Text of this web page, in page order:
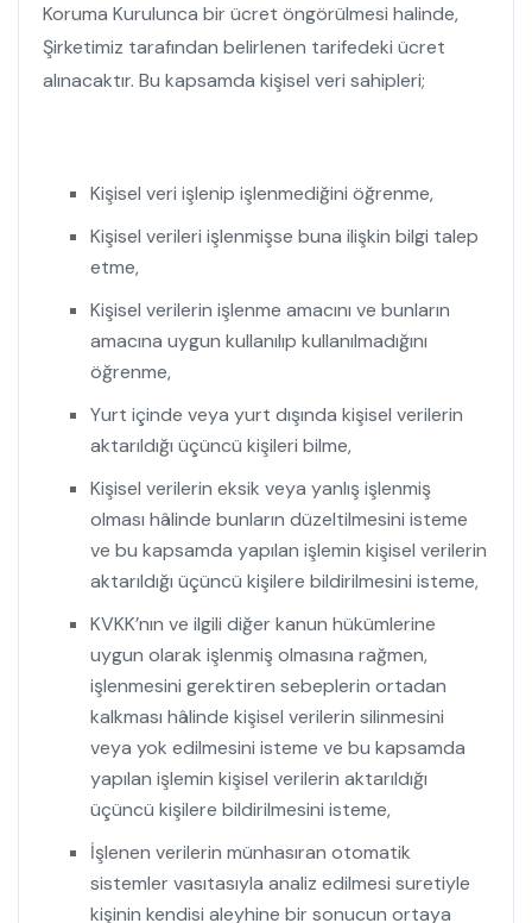
Koruma Kurulunca bir ücret öngörülmesi halinde,
Şirketimiz tarafından belirlenen tarifedeki ücret
alınacaktır. Bu kapsamda kişisel veri sahipleri;
Kişisel veri işlenip işlenmediğini öğrenme,
Kişisel verileri işlenmişse buna ilişkin bilgi talep
etme,
Kişisel verilerin işlenme amacını ve bunların
amacına uygun kullanılıp kullanılmadığını
öğrenme,
Yurt içinde veya yurt dışında kişisel verilerin
aktarıldığı üçüncü kişileri bilme,
Kişisel verilerin eksik veya yanlış işlenmiş
olması hâlinde bunların düzeltilmesini isteme
ve bu kapsamda yapılan işlemin kişisel verilerin
aktarıldığı üçüncü kişilere bildirilmesini isteme,
KVKK’nın ve ilgili diğer kanun hükümlerine
uygun olarak işlenmiş olmasına rağmen,
işlenmesini gerektiren sebeplerin ortadan
kalkması hâlinde kişisel verilerin silinmesini
veya yok edilmesini isteme ve bu kapsamda
yapılan işlemin kişisel verilerin aktarıldığı
üçüncü kişilere bildirilmesini isteme,
İşlenen verilerin münhasıran otomatik
sistemler vasıtasıyla analiz edilmesi suretiyle
kişinin kendisi aleyhine bir sonucun ortaya